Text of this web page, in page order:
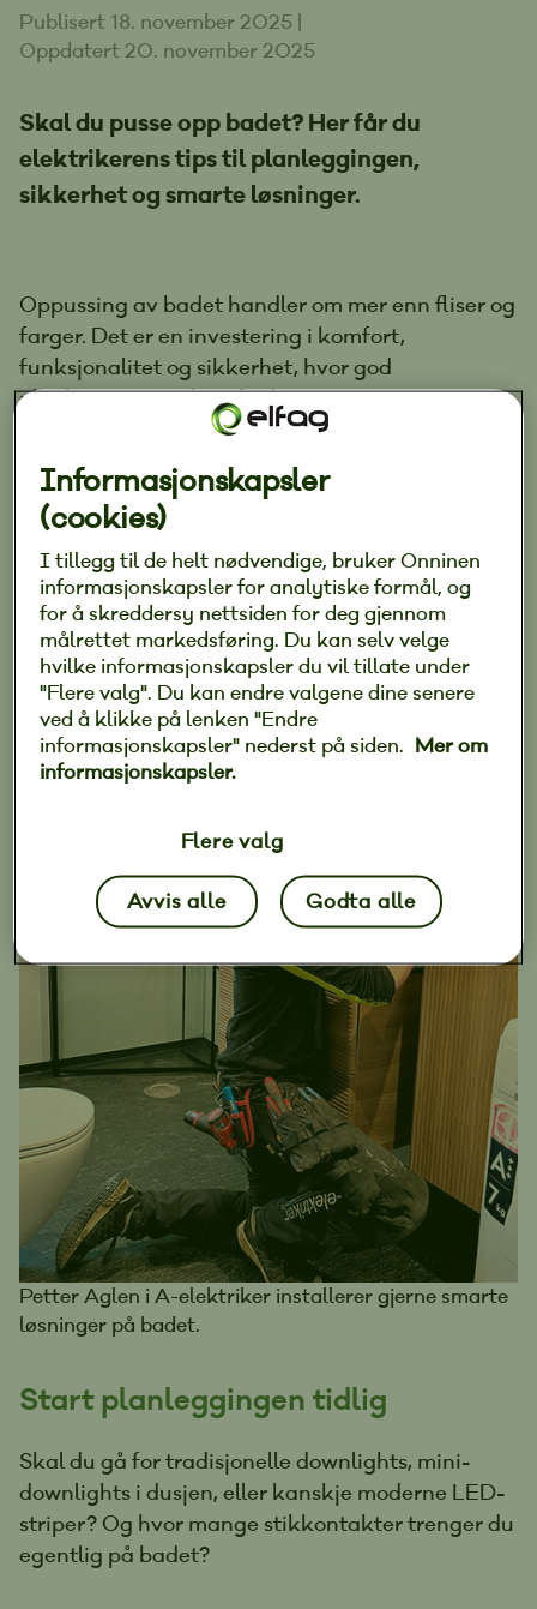
Publisert 18. november 2025
Oppdatert 20. november 2025
Skal du pusse opp badet? Her får du
elektrikerens tips til planleggingen,
sikkerhet og smarte løsninger.
Oppussing av badet handler om mer enn fliser og
farger. Det er en investering i komfort,
funksjonalitet og sikkerhet, hvor god
planlegging og riktig fagkompetanse er
avgjørende for resultatet.
Her deler montør Petter Aglen i Elfag-bedriften
A-elektriker noen gode råd om hva du bør tenke
på når du skal pusse opp badet.
Petter Aglen i A-elektriker installerer gjerne smarte
løsninger på badet.
Start planleggingen tidlig
Skal du gå for tradisjonelle downlights, mini-
downlights i dusjen, eller kanskje moderne LED-
striper? Og hvor mange stikkontakter trenger du
egentlig på badet?
Informasjonskapsler
(cookies)
I tillegg til de helt nødvendige, bruker Onninen
informasjonskapsler for analytiske formål, og
for å skreddersy nettsiden for deg gjennom
målrettet markedsføring. Du kan selv velge
hvilke informasjonskapsler du vil tillate under
"Flere valg". Du kan endre valgene dine senere
ved å klikke på lenken "Endre
informasjonskapsler" nederst på siden. Mer om
informasjonskapsler.
Flere valg
Avvis alle Godta alle